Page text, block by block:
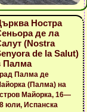
Ностра
де ла
(Nostra
de la Salut)
Палма
Палма де
(Палма) на
Майорка, 16—
юли, Испанска